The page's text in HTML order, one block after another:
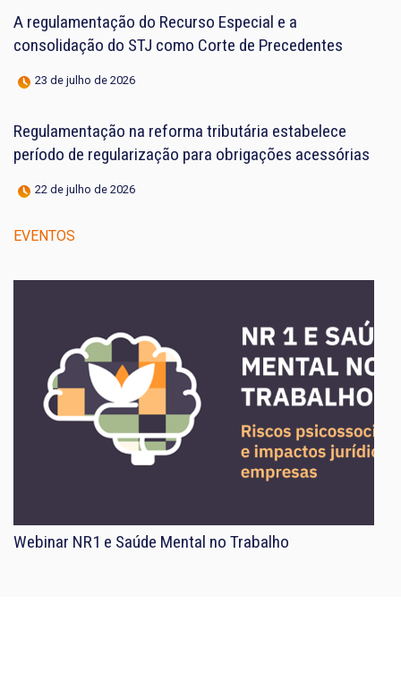
A regulamentação do Recurso Especial e a
consolidação do STJ como Corte de Precedentes
23 de julho de 2026
Regulamentação na reforma tributária estabelece
período de regularização para obrigações acessórias
22 de julho de 2026
EVENTOS
Webinar NR1 e Saúde Mental no Trabalho